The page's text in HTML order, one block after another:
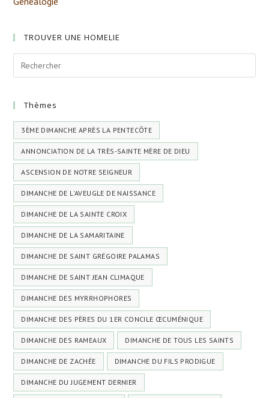
TROUVER UNE HOMELIE
Thèmes
3ÈME DIMANCHE APRÈS LA PENTECÔTE
ANNONCIATION DE LA TRÈS-SAINTE MÈRE DE DIEU
ASCENSION DE NOTRE SEIGNEUR
DIMANCHE DE L'AVEUGLE DE NAISSANCE
DIMANCHE DE LA SAINTE CROIX
DIMANCHE DE LA SAMARITAINE
DIMANCHE DE SAINT GRÉGOIRE PALAMAS
DIMANCHE DE SAINT JEAN CLIMAQUE
DIMANCHE DES MYRRHOPHORES
DIMANCHE DES PÈRES DU 1ER CONCILE ŒCUMÉNIQUE
DIMANCHE DES RAMEAUX DIMANCHE DE TOUS LES SAINTS
DIMANCHE DE ZACHÉE DIMANCHE DU FILS PRODIGUE
DIMANCHE DU JUGEMENT DERNIER